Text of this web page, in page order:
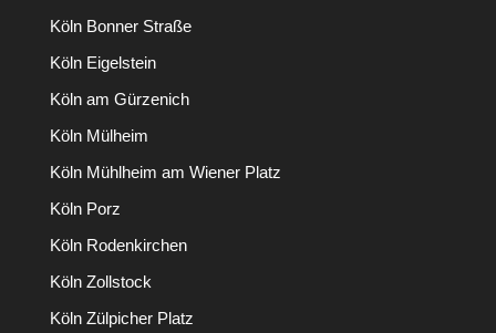
Köln Bonner Straße
Köln Eigelstein
Köln am Gürzenich
Köln Mülheim
Köln Mühlheim am Wiener Platz
Köln Porz
Köln Rodenkirchen
Köln Zollstock
Köln Zülpicher Platz